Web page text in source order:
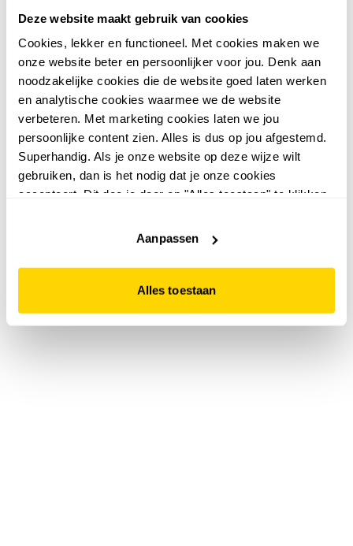
Deze website maakt gebruik van cookies
Cookies, lekker en functioneel. Met cookies maken we
onze website beter en persoonlijker voor jou. Denk aan
noodzakelijke cookies die de website goed laten werken
en analytische cookies waarmee we de website
verbeteren. Met marketing cookies laten we jou
persoonlijke content zien. Alles is dus op jou afgestemd.
Superhandig. Als je onze website op deze wijze wilt
gebruiken, dan is het nodig dat je onze cookies
accepteert. Dit doe je door op "Alles toestaan" te klikken.
website niet optimaal functioneert.
Aanpassen
Alles toestaan